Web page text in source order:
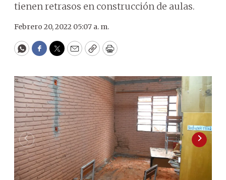
tienen retrasos en construcción de aulas.
Febrero 20, 2022 05:07 a. m.
WhatsApp
Facebook
Twitter
EmailCopyPrint